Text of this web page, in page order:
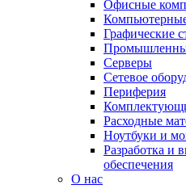
Офисные
Графические
Серверы
Сетевое
Периферия
Расходные
Ноутбуки и
Разработка и
обеспечения
О нас